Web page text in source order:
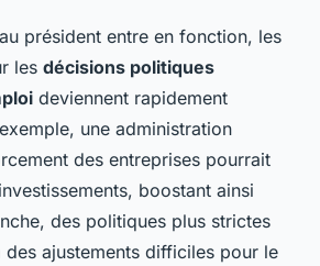
président entre en fonction, les
les décisions politiques
deviennent rapidement
une administration
des entreprises pourrait
boostant ainsi
des politiques plus strictes
des ajustements difficiles pour le